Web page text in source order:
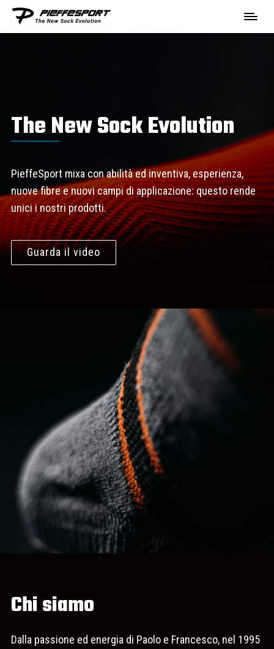
The New Sock Evolution
PieffeSport mixa con abilità ed inventiva, esperienza,
nuove fibre e nuovi campi di applicazione: questo rende
unici i nostri prodotti.
Guarda il video
Chi siamo
Dalla passione ed energia di Paolo e Francesco, nel 1995